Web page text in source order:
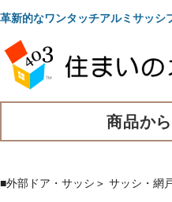
革新的なワンタッチアルミサッ
商品か
■外部ドア・サッシ ＞ サッシ・網